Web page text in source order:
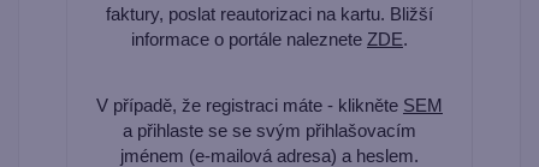
faktury, poslat reautorizaci na kartu. Bližší
informace o portále naleznete ZDE.
V případě, že registraci máte - klikněte SEM
a přihlaste se se svým přihlašovacím
jménem (e-mailová adresa) a heslem.